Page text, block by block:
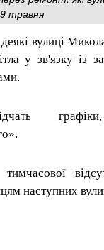
травня
вулиці
у зв'язку із
графіки,
наступних